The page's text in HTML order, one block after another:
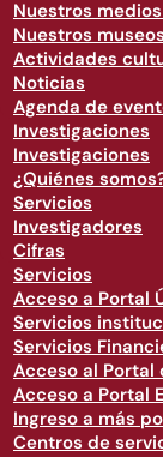
Nuestros medios
Nuestros
Actividades
Noticias
Agenda de
Investigaciones
Investigaciones
¿Quiénes
Servicios
Investigadores
Cifras
Servicios
Acceso a Portal
Servicios
Servicios
Acceso al Portal
Acceso a Portal
Ingreso a más
Centros de